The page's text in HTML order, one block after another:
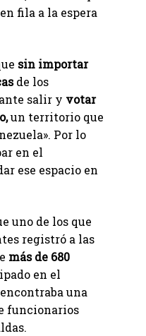
fila a la espera
sin importar
de los
salir y votar
un territorio que
Por lo
en el
ese espacio en
uno de los que
registró a las
más de 680
en el
una
funcionarios